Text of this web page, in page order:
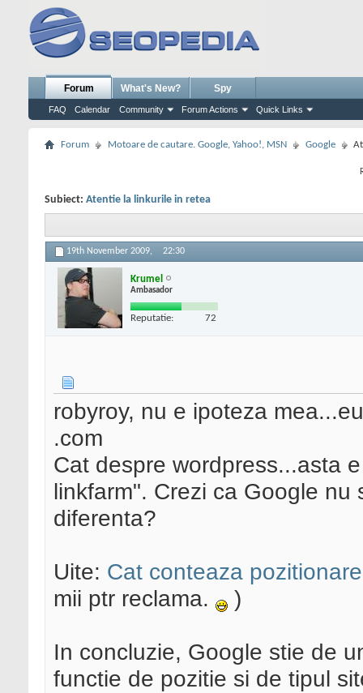
Forum
FAQ Calendar Community Forum Actions Quick Links
What's New? Spy
Forum Motoare de cautare. Google, Yahoo!, MSN Google
Subiect: Atentie la linkurile in retea
19th November 2009, 22:30
Krumel
Ambasador
Reputatie: 72
robyroy, nu e ipoteza
.com
Cat despre wordpress...asta
linkfarm". Crezi ca Google
diferenta?
Uite: Cat conteaza
mii ptr reclama.
)
In concluzie, Google stie de
functie de pozitie si de tipul